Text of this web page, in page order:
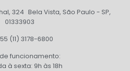
324 Bela Vista, São Paulo - SP,
01333903
(11) 3178-6800
funcionamento:
à sexta: 9h às 18h